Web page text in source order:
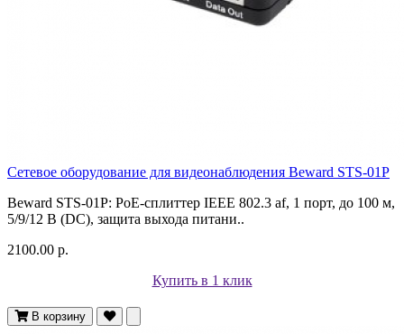
Сетевое оборудование для видеонаблюдения Beward STS-01P
Beward STS-01P: PoE-сплиттер IEEE 802.3 af, 1 порт, до 100 м,
5/9/12 В (DC), защита выхода питани..
2100.00 р.
Купить в 1 клик
В корзину